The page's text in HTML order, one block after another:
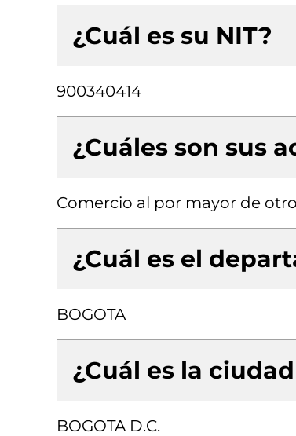
¿Cuál es su NIT?
900340414
¿Cuáles son sus
Comercio al por mayor de
¿Cuál es el
BOGOTA
¿Cuál es la
BOGOTA D.C.